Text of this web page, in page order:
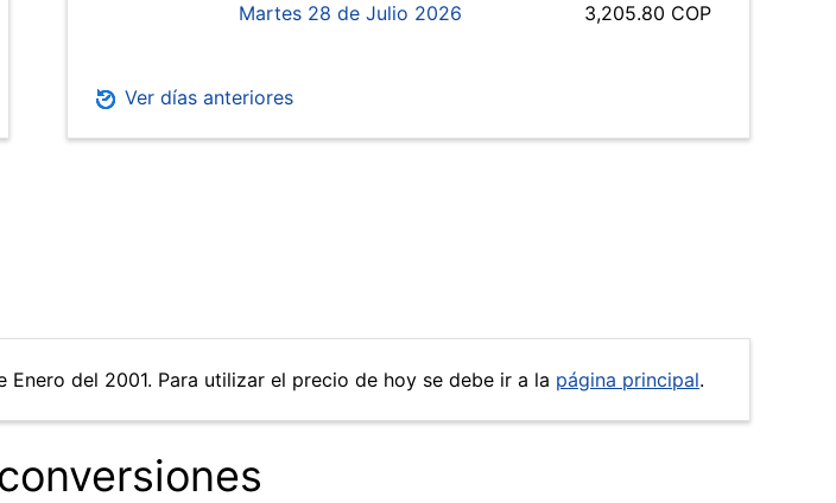
Martes 28 de Julio 2026
3,205.80 COP
Ver días anteriores
del 2001. Para utilizar el precio de hoy se debe ir a la página principal.